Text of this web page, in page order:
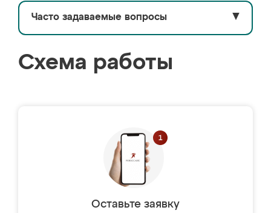
Часто задаваемые вопросы ▼
Схема работы
Оставьте заявку